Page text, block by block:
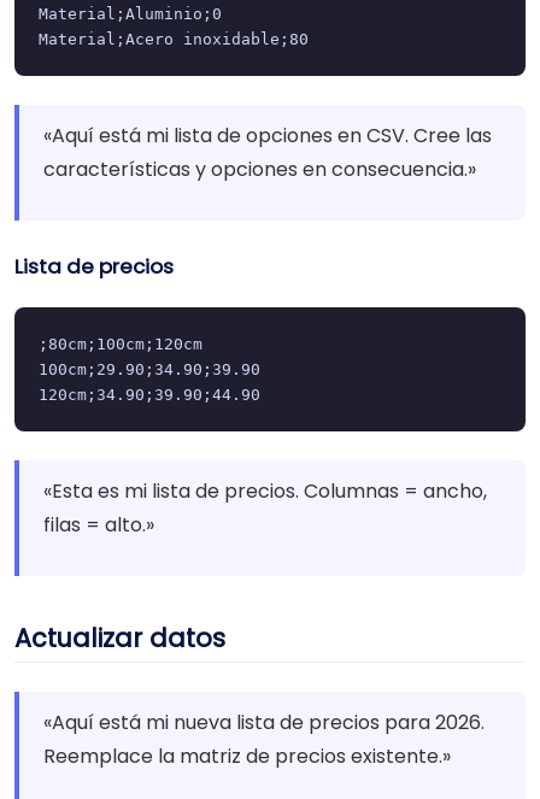
Material;Aluminio;0
Material;Acero inoxidable;80
«Aquí está mi lista de opciones en CSV. Cree las
características y opciones en consecuencia.»
Lista de precios
;80cm;100cm;120cm
100cm;29.90;34.90;39.90
120cm;34.90;39.90;44.90
«Esta es mi lista de precios. Columnas = ancho,
filas = alto.»
Actualizar datos
«Aquí está mi nueva lista de precios para 2026.
Reemplace la matriz de precios existente.»